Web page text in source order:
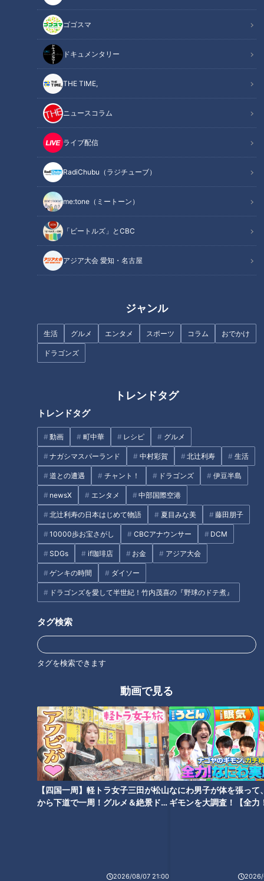
ゴゴスマ
ドキュメンタリー
THE TIME,
ニュースコラム
ライブ配信
RadiChubu（ラジチューブ）
me:tone（ミートーン）
「ビートルズ」とCBC
アジア大会 愛知・名古屋
ジャンル
生活 グルメ エンタメ スポーツ コラム おでかけ
ドラゴンズ
トレンドタグ
トレンドタグ
動画 町中華 レシピ グルメ
ナガシマスパーランド 中村彩賀 北辻利寿 生活
道との遭遇 チャント！ ドラゴンズ 伊豆半島
newsX エンタメ 中部国際空港
北辻利寿の日本はじめて物語 夏目みな美 藤田朋子
10000歩お宝さがし CBCアナウンサー DCM
SDGs if珈琲店 お金 アジア大会
ゲンキの時間 ダイソー
ドラゴンズを愛して半世紀！竹内茂喜の『野球のドテ煮』
タグ検索
タグを検索できます
動画で見る
【四国一周】軽トラ女子三田が松山
から下道で一周！グルメ＆絶景ドラ
2026/08/07 21:00
なにわ男子が体を張って
ギモンを大調査！【全力
2026/
この記事を見たあなたへのおすすめ
フランス人は菓子店「シャトレ
ーゼ」の店名に顔を赤らめる？
【チャント！特集】
岐阜に美味しい焼肉店が勢揃い
「養老焼肉街道」の厳選5店
【クセツヨ食堂】キャラ強烈！
マスター作る 大人気名古屋トン
まるでウォータースライダー！
近鉄特急「ひのとり」展望席最
前列を初体験
話題になった名門ホテルや日本
酒は今… 伊勢志摩サミットのレ
ガシー“遺産”は？ 開催から10年
三重･志摩市の賢島
タグ
おでかけ うなずキング 愛知
花咲かタイムズ
オススメ関連コンテンツ
ね！」…世界一楽なスクワッ
ト！？ダイエットのスペシャリ
ストに学ぶ「無理なくやせる方
40本のエビフライをタワー
食べ放題も！ 愛知県で愛される
驚きの「エビフライメニュー」
7選